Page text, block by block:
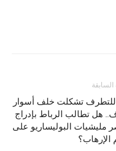
السابقة
للتطرف تشكلت خلف أسوار
هل تطالب الرباط بإدراج
مليشيات البوليساريو على
الإرهاب؟